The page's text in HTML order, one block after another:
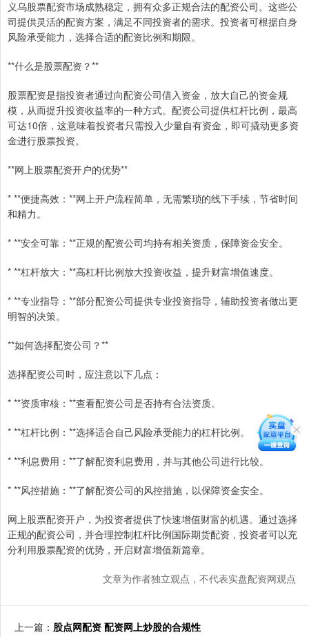
义乌股票配资市场成熟稳定，拥有众多正规合法的配资公司。这些公
司提供灵活的配资方案，满足不同投资者的需求。投资者可根据自身
风险承受能力，选择合适的配资比例和期限。
**什么是股票配资？**
股票配资是指投资者通过向配资公司借入资金，放大自己的资金规
模，从而提升投资收益率的一种方式。配资公司提供杠杆比例，最高
可达10倍，这意味着投资者只需投入少量自有资金，即可撬动更多资
金进行股票投资。
**网上股票配资开户的优势**
* **便捷高效：**网上开户流程简单，无需繁琐的线下手续，节省时间
和精力。
* **安全可靠：**正规的配资公司均持有相关资质，保障资金安全。
* **杠杆放大：**高杠杆比例放大投资收益，提升财富增值速度。
* **专业指导：**部分配资公司提供专业投资指导，辅助投资者做出更
明智的决策。
**如何选择配资公司？**
选择配资公司时，应注意以下几点：
* **资质审核：**查看配资公司是否持有合法资质。
* **杠杆比例：**选择适合自己风险承受能力的杠杆比例。
* **利息费用：**了解配资利息费用，并与其他公司进行比较。
* **风控措施：**了解配资公司的风控措施，以保障资金安全。
网上股票配资开户，为投资者提供了快速增值财富的机遇。通过选择
正规的配资公司，并合理控制杠杆比例国际期货配资，投资者可以充
分利用股票配资的优势，开启财富增值新篇章。
文章为作者独立观点，不代表实盘配资网观点
上一篇： 股点网配资 配资网上炒股的合规性